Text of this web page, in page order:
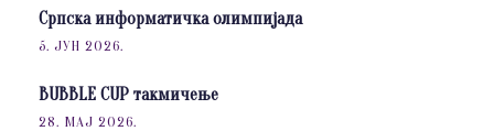
Српска информатичка олимпијада
5. ЈУН 2026.
BUBBLE CUP такмичење
28. МАЈ 2026.